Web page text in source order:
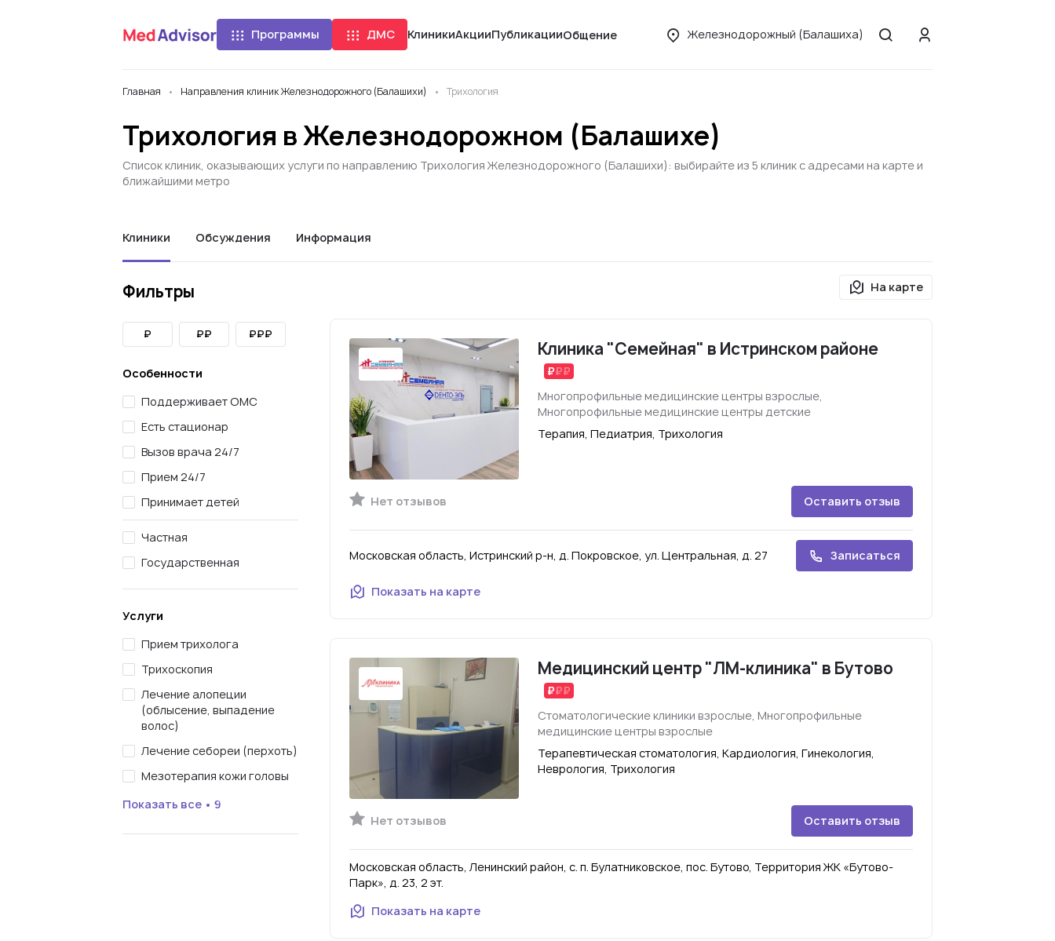
Программы ДМС КлиникиАкцииПубликацииОбщение Железнодорожный (Балашиха)
Главная Направления клиник Железнодорожного (Балашихи) Трихология
Трихология в Железнодорожном (Балашихе)
Список клиник, оказывающих услуги по направлению Трихология Железнодорожного (Балашихи): выбирайте из 5 клиник с адресами на карте и
ближайшими метро
Клиники Обсуждения Информация
Фильтры
₽ ₽₽ ₽₽₽
Особенности
Поддерживает ОМС
Есть стационар
Вызов врача 24/7
Прием 24/7
Принимает детей
Частная
Государственная
Услуги
Прием трихолога
Трихоскопия
Лечение алопеции
(облысение, выпадение
волос)
Лечение себореи (перхоть)
Мезотерапия кожи головы
Показать все • 9
На карте
Клиника "Семейная" в Истринском районе
Многопрофильные медицинские центры взрослые,
Многопрофильные медицинские центры детские
Терапия, Педиатрия, Трихология
Нет отзывов Оставить отзыв
Московская область, Истринский р-н, д. Покровское, ул. Центральная, д. 27 Записаться
Показать на карте
Медицинский центр "ЛМ-клиника" в Бутово
Стоматологические клиники взрослые, Многопрофильные
медицинские центры взрослые
Терапевтическая стоматология, Кардиология, Гинекология,
Неврология, Трихология
Нет отзывов Оставить отзыв
Московская область, Ленинский район, с. п. Булатниковское, пос. Бутово, Территория ЖК «Бутово-
Парк», д. 23, 2 эт.
Показать на карте